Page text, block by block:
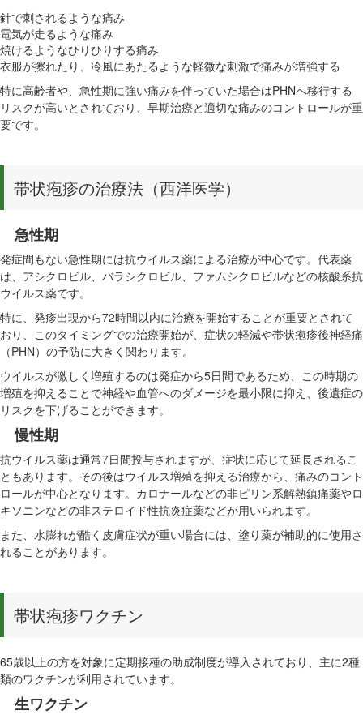
針で刺されるような痛み
電気が走るような痛み
焼けるようなひりひりする痛み
衣服が擦れたり、冷風にあたるような軽微な刺激で痛みが増強する
特に高齢者や、急性期に強い痛みを伴っていた場合はPHNへ移行する
リスクが高いとされており、早期治療と適切な痛みのコントロールが重
要です。
帯状疱疹の治療法（西洋医学）
急性期
発症間もない急性期には抗ウイルス薬による治療が中心です。代表薬
は、アシクロビル、バラシクロビル、ファムシクロビルなどの核酸系抗
ウイルス薬です。
特に、発疹出現から72時間以内に治療を開始することが重要とされて
おり、このタイミングでの治療開始が、症状の軽減や帯状疱疹後神経痛
（PHN）の予防に大きく関わります。
ウイルスが激しく増殖するのは発症から5日間であるため、この時期の
増殖を抑えることで神経や血管へのダメージを最小限に抑え、後遺症の
リスクを下げることができます。
慢性期
抗ウイルス薬は通常7日間投与されますが、症状に応じて延長されるこ
ともあります。その後はウイルス増殖を抑える治療から、痛みのコント
ロールが中心となります。カロナールなどの非ピリン系解熱鎮痛薬やロ
キソニンなどの非ステロイド性抗炎症薬などが用いられます。
また、水膨れが酷く皮膚症状が重い場合には、塗り薬が補助的に使用さ
れることがあります。
帯状疱疹ワクチン
65歳以上の方を対象に定期接種の助成制度が導入されており、主に2種
類のワクチンが利用されています。
生ワクチン